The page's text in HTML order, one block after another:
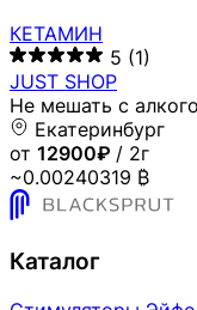
КЕТАМИН
5 (1)
JUST SHOP
Не мешать с
Екатеринбург
от 12900₽ / 2г
~0.00240319 ₿
Каталог